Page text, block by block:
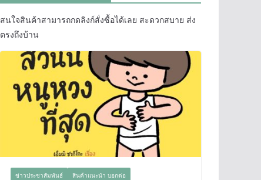
สนใจสินค้าสามารถกดลิงก์สั่งซื้อได้เลย สะดวกสบาย ส่ง
ตรงถึงบ้าน
ข่าวประชาสัมพันธ์ สินค้าแนะนำ บอกต่อ